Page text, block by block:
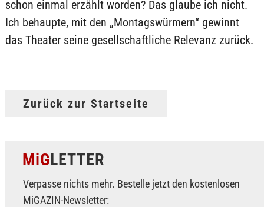
schon einmal erzählt worden? Das glaube ich nicht.
Ich behaupte, mit den „Montagswürmern“ gewinnt
das Theater seine gesellschaftliche Relevanz zurück.
Zurück zur Startseite
MiGLETTER
Verpasse nichts mehr. Bestelle jetzt den kostenlosen
MiGAZIN-Newsletter: